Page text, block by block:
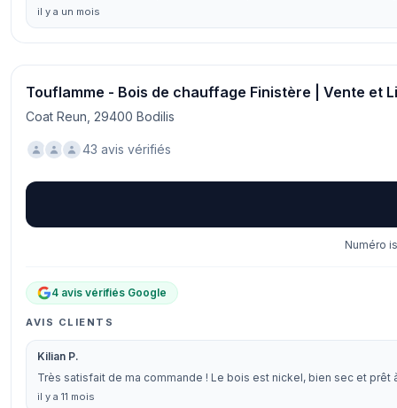
il y a un mois
Touflamme - Bois de chauffage Finistère | Vente et
Coat Reun, 29400 Bodilis
43 avis vérifiés
Numéro
4 avis vérifiés Google
AVIS CLIENTS
Kilian P.
Très satisfait de ma commande ! Le bois est nickel, bien sec et prêt
il y a 11 mois